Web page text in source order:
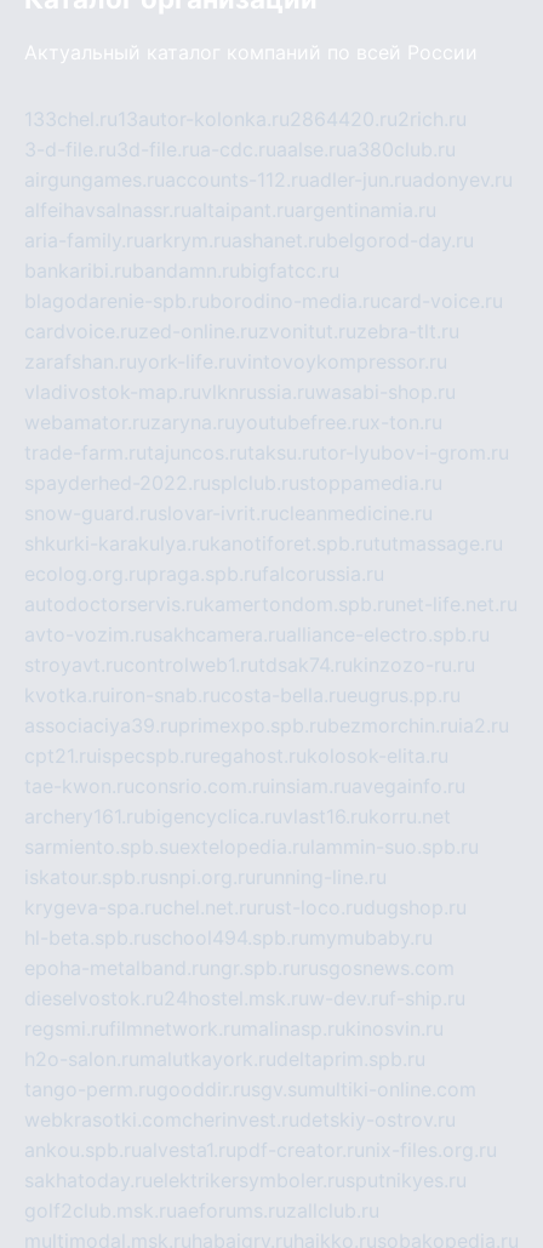
Актуальный каталог компаний по всей России
133chel.ru13autor-kolonka.ru2864420.ru2rich.ru
3-d-file.ru3d-file.rua-cdc.ruaalse.rua380club.ru
airgungames.ruaccounts-112.ruadler-jun.ruadonyev.ru
alfeihavsalnassr.rualtaipant.ruargentinamia.ru
aria-family.ruarkrym.ruashanet.rubelgorod-day.ru
bankaribi.rubandamn.rubigfatcc.ru
blagodarenie-spb.ruborodino-media.rucard-voice.ru
cardvoice.ruzed-online.ruzvonitut.ruzebra-tlt.ru
zarafshan.ruyork-life.ruvintovoykompressor.ru
vladivostok-map.ruvlknrussia.ruwasabi-shop.ru
webamator.ruzaryna.ruyoutubefree.rux-ton.ru
trade-farm.rutajuncos.rutaksu.rutor-lyubov-i-grom.ru
spayderhed-2022.rusplclub.rustoppamedia.ru
snow-guard.ruslovar-ivrit.rucleanmedicine.ru
shkurki-karakulya.rukanotiforet.spb.rututmassage.ru
ecolog.org.rupraga.spb.rufalcorussia.ru
autodoctorservis.rukamertondom.spb.ru net-life.net.ru
avto-vozim.rusakhcamera.rualliance-electro.spb.ru
stroyavt.rucontrolweb1.rutdsak74.rukinzozo-ru.ru
kvotka.ru iron-snab.rucosta-bella.rueugrus.pp.ru
associaciya39.ruprimexpo.spb.rubezmorchin.ru ia2.ru
cpt21.ru ispecspb.ru regahost.rukolosok-elita.ru
tae-kwon.ruconsrio.com.ru insiam.ruavegainfo.ru
archery161.rubigencyclica.ruvlast16.rukorru.net
sarmiento.spb.suextelopedia.ru lammin-suo.spb.ru
iskatour.spb.rusnpi.org.ru running-line.ru
krygeva-spa.ruchel.net.ru rust-loco.rudugshop.ru
hl-beta.spb.ruschool494.spb.ru mymubaby.ru
epoha-metalband.ru ngr.spb.ru rusgosnews.com
dieselvostok.ru24hostel.msk.ruw-dev.ruf-ship.ru
regsmi.rufilmnetwork.ru malinasp.rukinosvin.ru
h2o-salon.ru malutkayork.rudeltaprim.spb.ru
tango-perm.rugooddir.rusgv.su multiki-online.com
webkrasotki.comcherinvest.rudetskiy-ostrov.ru
ankou.spb.rualvesta1.rupdf-creator.ru nix-files.org.ru
sakhatoday.ruelektrikersymboler.rusputnikyes.ru
golf2club.msk.ruaeforums.ruzallclub.ru
multimodal.msk.ru habaigry.ru haikko.rusobakopedia.ru